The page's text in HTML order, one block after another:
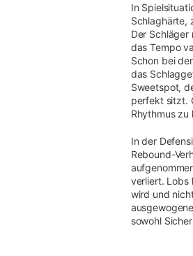
In
Schlaghärte,
Der Schläger
das Tempo
Schon bei
das
Sweetspot,
perfekt sitzt.
Rhythmus
In der
Rebound-
verliert. Lobs
wird und
sowohl